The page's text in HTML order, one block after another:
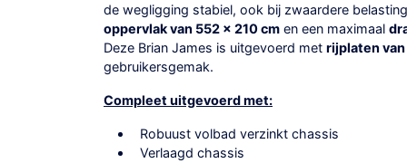
de wegligging stabiel, ook bij zwaardere
oppervlak van 552 x 210 cm en een maximaal
Deze Brian James is uitgevoerd met rijplaten van
gebruikersgemak.
Compleet uitgevoerd met:
Robuust volbad verzinkt chassis
Verlaagd chassis